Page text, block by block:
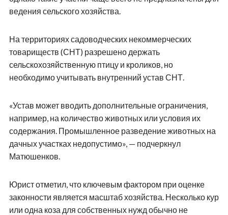
ведения сельского хозяйства.
На территориях садоводческих некоммерческих
товариществ (СНТ) разрешено держать
сельскохозяйственную птицу и кроликов, но
необходимо учитывать внутренний устав СНТ.
«Устав может вводить дополнительные ограничения,
например, на количество животных или условия их
содержания. Промышленное разведение животных на
дачных участках недопустимо», — подчеркнул
Матюшенков.
Юрист отметил, что ключевым фактором при оценке
законности является масштаб хозяйства. Несколько кур
или одна коза для собственных нужд обычно не